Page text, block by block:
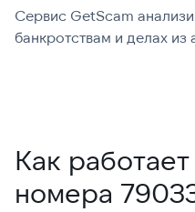
Сервис GetScam
банкротствам и делах из
Как
номера